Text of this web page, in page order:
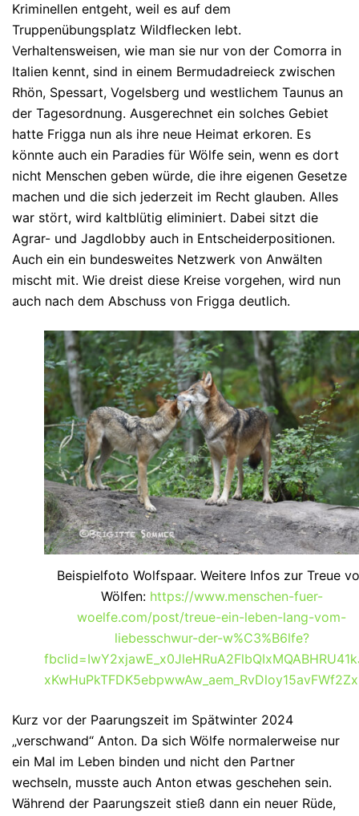
Kriminellen entgeht, weil es auf dem
Truppenübungsplatz Wildflecken lebt.
Verhaltensweisen, wie man sie nur von der Comorra in
Italien kennt, sind in einem Bermudadreieck zwischen
Rhön, Spessart, Vogelsberg und westlichem Taunus an
der Tagesordnung. Ausgerechnet ein solches Gebiet
hatte Frigga nun als ihre neue Heimat erkoren. Es
könnte auch ein Paradies für Wölfe sein, wenn es dort
nicht Menschen geben würde, die ihre eigenen Gesetze
machen und die sich jederzeit im Recht glauben. Alles
war stört, wird kaltblütig eliminiert. Dabei sitzt die
Agrar- und Jagdlobby auch in Entscheiderpositionen.
Auch ein ein bundesweites Netzwerk von Anwälten
mischt mit. Wie dreist diese Kreise vorgehen, wird nun
auch nach dem Abschuss von Frigga deutlich.
Beispielfoto Wolfspaar. Weitere Infos zur Treue
Wölfen: https://www.menschen-fuer-
woelfe.com/post/treue-ein-leben-lang-vom-
liebesschwur-der-w%C3%B6lfe?
Kurz vor der Paarungszeit im Spätwinter 2024
„verschwand“ Anton. Da sich Wölfe normalerweise nur
ein Mal im Leben binden und nicht den Partner
wechseln, musste auch Anton etwas geschehen sein.
Während der Paarungszeit stieß dann ein neuer Rüde,